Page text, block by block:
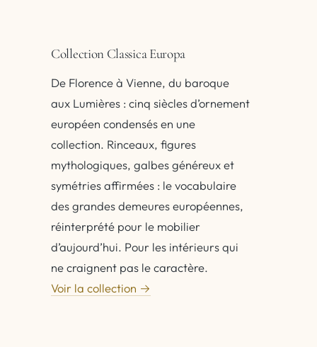
Collection Classica Europa
De Florence à Vienne, du baroque
aux Lumières : cinq siècles d’ornement
européen condensés en une
collection. Rinceaux, figures
mythologiques, galbes généreux et
symétries affirmées : le vocabulaire
des grandes demeures européennes,
réinterprété pour le mobilier
d’aujourd’hui. Pour les intérieurs qui
ne craignent pas le caractère.
Voir la collection →